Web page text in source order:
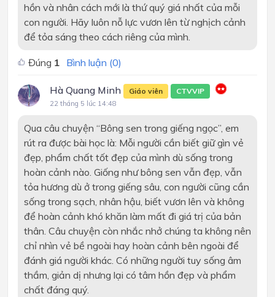
hồn và nhân cách mới là thứ quý giá nhất của mỗi
con người. Hãy luôn nỗ lực vươn lên từ nghịch cảnh
để tỏa sáng theo cách riêng của mình.
Đúng 1 Bình luận (0)
Hà Quang Minh Giáo viên CTVVIP
22 tháng 5 lúc 14:48
Qua câu chuyện “Bông sen trong giếng ngọc”, em
rút ra được bài học là: Mỗi người cần biết giữ gìn vẻ
đẹp, phẩm chất tốt đẹp của mình dù sống trong
hoàn cảnh nào. Giống như bông sen vẫn đẹp, vẫn
tỏa hương dù ở trong giếng sâu, con người cũng cần
sống trong sạch, nhân hậu, biết vươn lên và không
để hoàn cảnh khó khăn làm mất đi giá trị của bản
thân. Câu chuyện còn nhắc nhở chúng ta không nên
chỉ nhìn vẻ bề ngoài hay hoàn cảnh bên ngoài để
đánh giá người khác. Có những người tuy sống âm
thầm, giản dị nhưng lại có tâm hồn đẹp và phẩm
chất đáng quý.